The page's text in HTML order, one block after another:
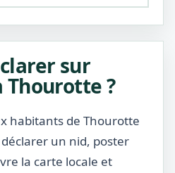
sur
Thourotte ?
habitants de Thourotte
un nid, poster
la carte locale et